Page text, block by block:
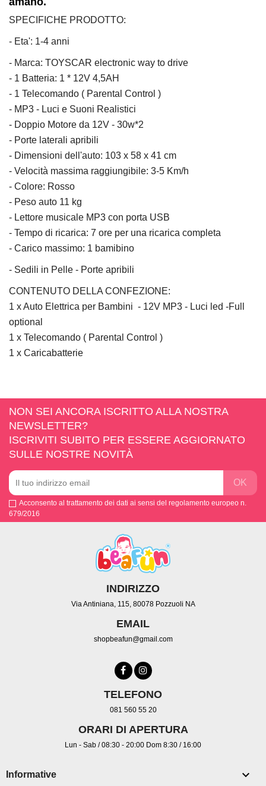
SPECIFICHE PRODOTTO:
- Eta': 1-4 anni
- Marca: TOYSCAR electronic way to drive
- 1 Batteria: 1 * 12V 4,5AH
- 1 Telecomando ( Parental Control )
- MP3 - Luci e Suoni Realistici
- Doppio Motore da 12V - 30w*2
- Porte laterali apribili
- Dimensioni dell'auto: 103 x 58 x 41 cm
- Velocità massima raggiungibile: 3-5 Km/h
- Colore: Rosso
- Peso auto 11 kg
- Lettore musicale MP3 con porta USB
- Tempo di ricarica: 7 ore per una ricarica completa
- Carico massimo: 1 bamibino
- Sedili in Pelle - Porte apribili
CONTENUTO DELLA CONFEZIONE:
1 x Auto Elettrica per Bambini - 12V MP3 - Luci led -Full
optional
1 x Telecomando ( Parental Control )
1 x Caricabatterie
NON SEI ANCORA ISCRITTO ALLA NOSTRA
NEWSLETTER?
ISCRIVITI SUBITO PER ESSERE AGGIORNATO
SULLE NOSTRE NOVITÀ
Acconsento al trattamento dei dati ai sensi del regolamento europeo n.
679/2016
INDIRIZZO
Via Antiniana, 115, 80078 Pozzuoli NA
EMAIL
shopbeafun@gmail.com
TELEFONO
081 560 55 20
ORARI DI APERTURA
Lun - Sab / 08:30 - 20:00 Dom 8:30 / 16:00
Informative 